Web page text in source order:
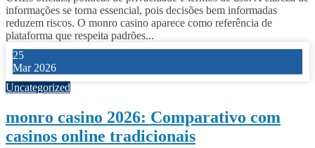
informações se torna essencial, pois decisões bem informadas
reduzem riscos. O monro casino aparece como referência de
plataforma que respeita padrões...
25
Mar 2026
Uncategorized
monro casino 2026: Comparativo com
casinos online tradicionais